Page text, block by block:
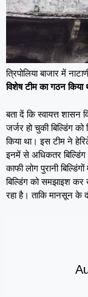
त्रिपोलिया बाजार में
विशेष टीम का गठन किया
बता दें कि स्वायत्त
जर्जर हो चुकी बिल्डिंग
किया था। इस टीम ने
इनमें से अधिकतर
काफी लोग पुरानी
बिल्डिंग को समझाइश कर
रहा है। ताकि मानसून के